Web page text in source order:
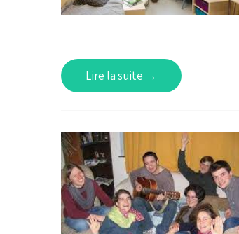
Lire la suite →